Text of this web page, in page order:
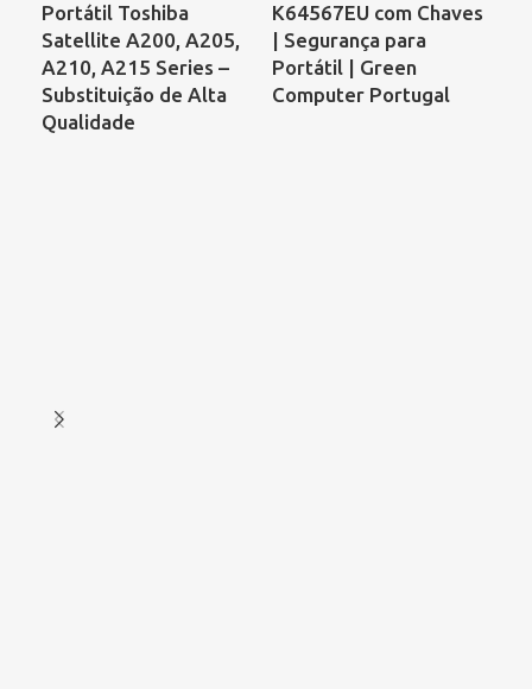
Portátil Toshiba
Satellite A200, A205,
A210, A215 Series –
Substituição de Alta
Qualidade
K64567EU com Chaves
| Segurança para
Portátil | Green
Computer Portugal